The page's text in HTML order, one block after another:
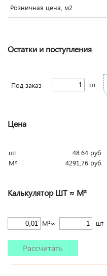
Розничная цена, м2
Остатки и поступления
Под заказ шт
Цена
шт 48.64 руб.
М²
4291,76 руб.
Калькулятор ШТ ≈ М²
М²≈ шт
Рассчитать